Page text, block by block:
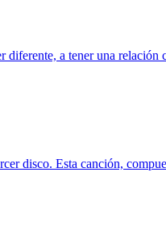
diferente, a tener una
disco. Esta canción,